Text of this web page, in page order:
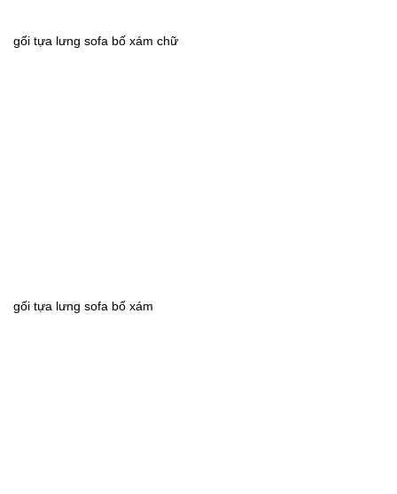
gối tựa lưng sofa bố xám chữ
gối tựa lưng sofa bố xám